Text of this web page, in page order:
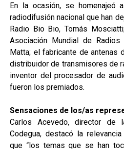
En la ocasión, se homenajeó
radiodifusión nacional que han
Radio Bio Bio, Tomás
Asociación Mundial de Radios
Matta; el fabricante de antenas
distribuidor de transmisores de
inventor del procesador de
fueron los premiados.
Sensaciones de los/as
Carlos Acevedo, director de
Codegua, destacó la
que “los temas que se han